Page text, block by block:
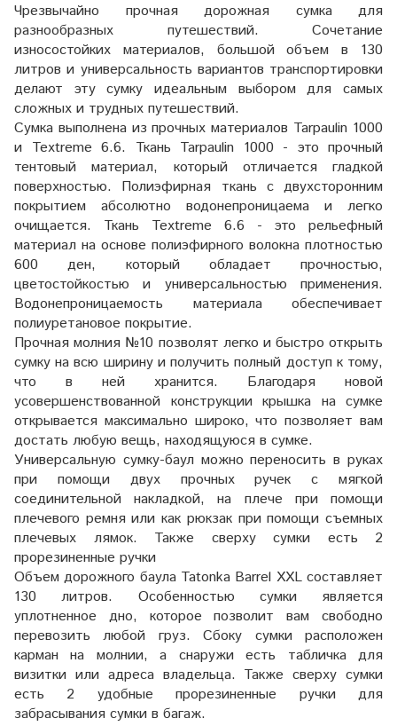
Чрезвычайно прочная дорожная сумка для
разнообразных путешествий. Сочетание
износостойких материалов, большой объем в 130
литров и универсальность вариантов транспортировки
делают эту сумку идеальным выбором для самых
сложных и трудных путешествий.
Сумка выполнена из прочных материалов Tarpaulin 1000
и Textreme 6.6. Ткань Tarpaulin 1000 - это прочный
тентовый материал, который отличается гладкой
поверхностью. Полиэфирная ткань с двухсторонним
покрытием абсолютно водонепроницаема и легко
очищается. Ткань Textreme 6.6 - это рельефный
материал на основе полиэфирного волокна плотностью
600 ден, который обладает прочностью,
цветостойкостью и универсальностью применения.
Водонепроницаемость материала обеспечивает
полиуретановое покрытие.
Прочная молния №10 позволят легко и быстро открыть
сумку на всю ширину и получить полный доступ к тому,
что в ней хранится. Благодаря новой
усовершенствованной конструкции крышка на сумке
открывается максимально широко, что позволяет вам
достать любую вещь, находящуюся в сумке.
Универсальную сумку-баул можно переносить в руках
при помощи двух прочных ручек с мягкой
соединительной накладкой, на плече при помощи
плечевого ремня или как рюкзак при помощи съемных
плечевых лямок. Также сверху сумки есть 2
прорезиненные ручки
Объем дорожного баула Tatonka Barrel XXL составляет
130 литров. Особенностью сумки является
уплотненное дно, которое позволит вам свободно
перевозить любой груз. Сбоку сумки расположен
карман на молнии, а снаружи есть табличка для
визитки или адреса владельца. Также сверху сумки
есть 2 удобные прорезиненные ручки для
забрасывания сумки в багаж.